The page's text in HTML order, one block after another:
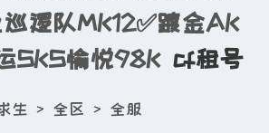
逻队MK12✅踱金AK
SKS愉悦98K cf租号
生 > 全区 > 全服